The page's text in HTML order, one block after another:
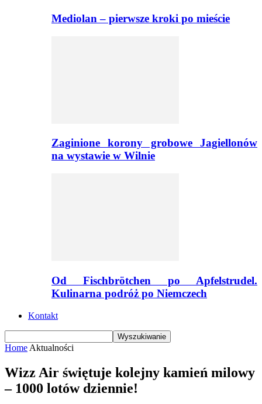
Mediolan – pierwsze kroki po mieście
Zaginione korony grobowe Jagiellonów
na wystawie w Wilnie
Od Fischbrötchen po Apfelstrudel.
Kulinarna podróż po Niemczech
Kontakt
Home Aktualności
Wizz Air świętuje kolejny kamień milowy
– 1000 lotów dziennie!